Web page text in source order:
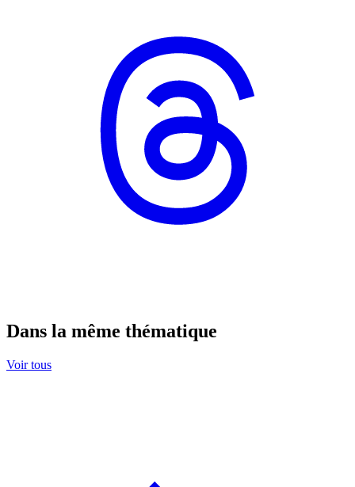
Dans la même thématique
Voir tous